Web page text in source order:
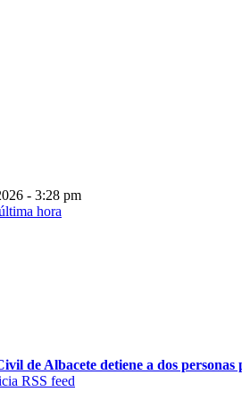
- 3:28 pm
de Albacete detiene a dos personas